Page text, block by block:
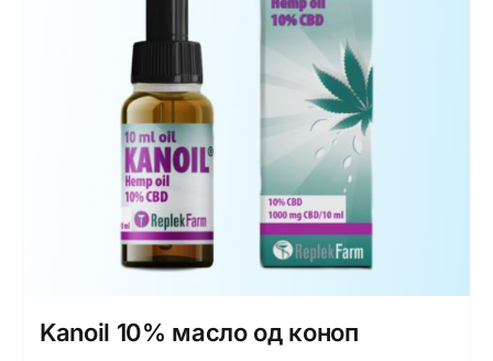
Kanoil 10% масло од коноп